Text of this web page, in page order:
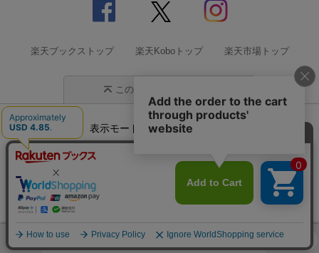
楽天ブックストップ 楽天Koboトップ 楽天市場トップ
このページの先頭に戻る
表示モード モバイル
企業情報 個人情報保護方針
© Rakuten Group, Inc.